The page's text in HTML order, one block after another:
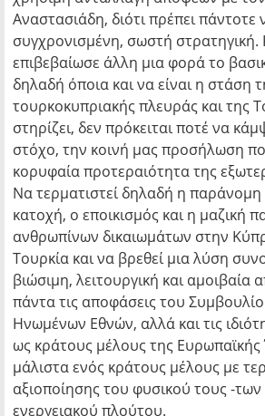
Αναστασιάδη, διότι πρέπει πάντοτε
συγχρονισμένη, σωστή στρατηγική.
επιβεβαίωσε άλλη μια φορά το
δηλαδή όποια και να είναι η στάση
τουρκοκυπριακής πλευράς και της
στηρίζει, δεν πρόκειται ποτέ να
στόχο, την κοινή μας προσήλωση
κορυφαία προτεραιότητα της
Να τερματιστεί δηλαδή η παράνομη
κατοχή, ο εποικισμός και η μαζική
ανθρωπίνων δικαιωμάτων στην
Τουρκία και να βρεθεί μια λύση
βιώσιμη, λειτουργική και
πάντα τις αποφάσεις του
Ηνωμένων Εθνών, αλλά και τις
ως κράτους μέλους της
μάλιστα ενός κράτους μέλους με
αξιοποίησης του φυσικού τους -
ενεργειακού πλούτου.